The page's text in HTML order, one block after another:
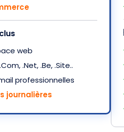
web
.Com, .Net, .Be, .Site..
professionnelles
journalières